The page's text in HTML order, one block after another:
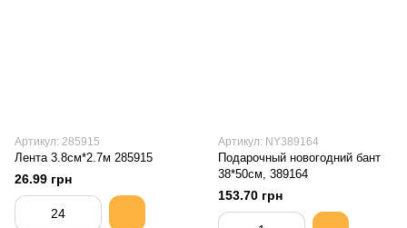
Артикул: 285915
Лента 3.8см*2.7м 285915
26.99 грн
Артикул: NY389164
Подарочный новогодний бант
38*50см, 389164
153.70 грн